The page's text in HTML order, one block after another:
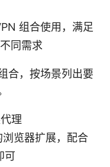
组合使用，满足
同需求
合，按场景列出要
理
览器扩展，配合
可